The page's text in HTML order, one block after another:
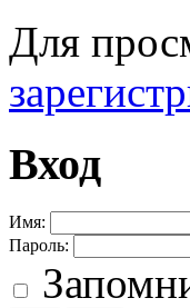
Для
Вход
Имя:
Пароль: